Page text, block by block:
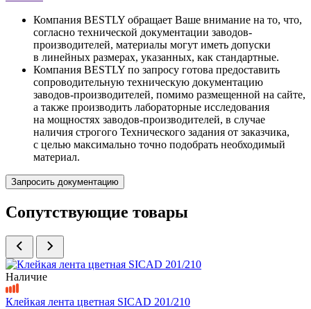
Компания BESTLY обращает Ваше внимание на то, что,
согласно технической документации заводов-
производителей, материалы могут иметь допуски
в линейных размерах, указанных, как стандартные.
Компания BESTLY по запросу готова предоставить
сопроводительную техническую документацию
заводов-производителей, помимо размещенной на сайте,
а также производить лабораторные исследования
на мощностях заводов-производителей, в случае
наличия строгого Технического задания от заказчика,
с целью максимально точно подобрать необходимый
материал.
Запросить документацию
Сопутствующие товары
Наличие
Клейкая лента цветная SICAD 201/210